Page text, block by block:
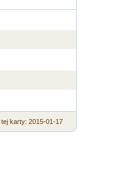
tej karty: 2015-01-17